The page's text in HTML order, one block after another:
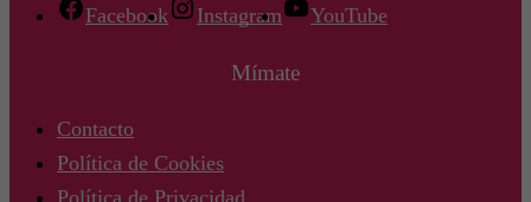
Facebook Instagram YouTube
Mímate
Contacto
Política de Cookies